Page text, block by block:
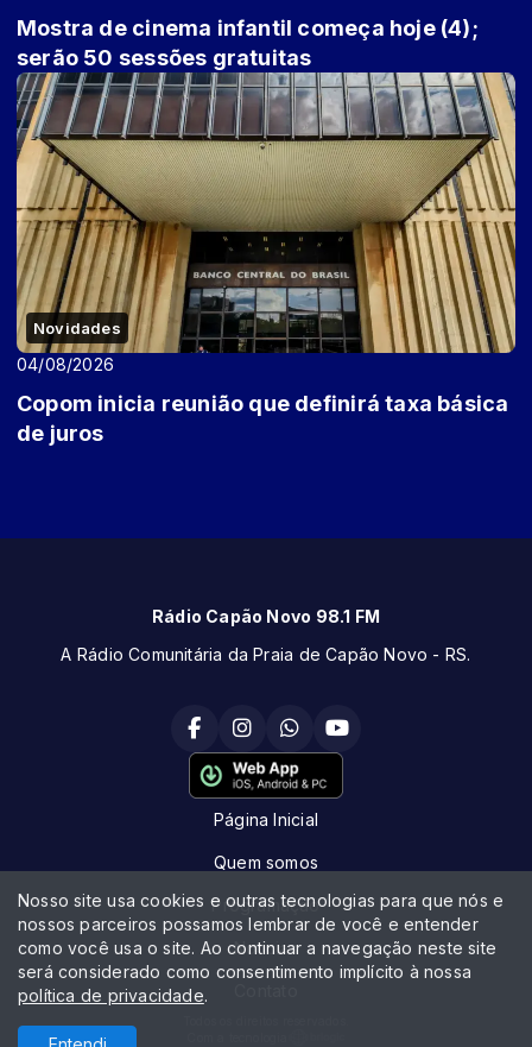
Mostra de cinema infantil começa hoje (4);
serão 50 sessões gratuitas
Novidades
04/08/2026
Copom inicia reunião que definirá taxa básica
de juros
Rádio Capão Novo 98.1 FM
A Rádio Comunitária da Praia de Capão Novo - RS.
Página Inicial
Quem somos
Programação
Notícias
Nosso site usa cookies e outras tecnologias para que nós e
nossos parceiros possamos lembrar de você e entender
como você usa o site. Ao continuar a navegação neste site
será considerado como consentimento implícito à nossa
política de privacidade.